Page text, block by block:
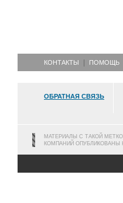
КОНТАКТЫ ПОМОЩЬ
ОБРАТНАЯ СВЯЗЬ
МАТЕРИАЛЫ С ТАКОЙ
КОМПАНИЙ